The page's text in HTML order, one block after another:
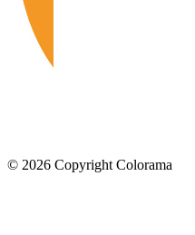
© 2026 Copyright Colorama